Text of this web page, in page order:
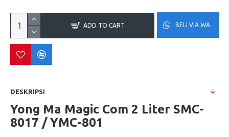
ADD TO CART BELI VIA WA
DESKRIPSI
Yong Ma Magic Com 2 Liter SMC-
8017 / YMC-801